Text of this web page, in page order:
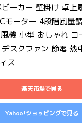
ビーカー 壁掛け 卓上
モーター 4段階風量
機 小型 おしゃれ コ
デスクファン 節電 熱
ス
楽天市場で見る
Yahoo!ショッピングで見る